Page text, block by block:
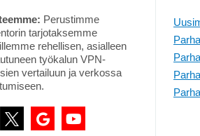
Perustimme
tarjotaksemme
rehellisen, asialleen
työkalun VPN-
vertailuun ja verkossa